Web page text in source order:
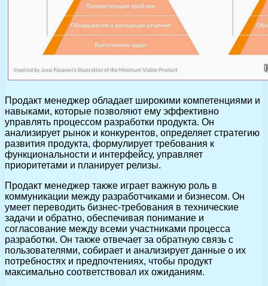
Продакт менеджер обладает широкими компетенциями и
навыками, которые позволяют ему эффективно
управлять процессом разработки продукта. Он
анализирует рынок и конкурентов, определяет стратегию
развития продукта, формулирует требования к
функциональности и интерфейсу, управляет
приоритетами и планирует релизы.
Продакт менеджер также играет важную роль в
коммуникации между разработчиками и бизнесом. Он
умеет переводить бизнес-требования в технические
задачи и обратно, обеспечивая понимание и
согласование между всеми участниками процесса
разработки. Он также отвечает за обратную связь с
пользователями, собирает и анализирует данные о их
потребностях и предпочтениях, чтобы продукт
максимально соответствовал их ожиданиям.